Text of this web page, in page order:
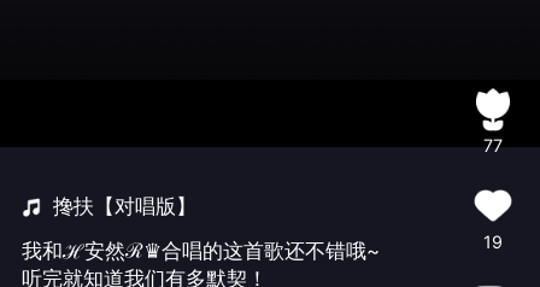
搀扶【对唱版】
我和ℋ安然ℛ♛合唱的这首歌还不错哦~
听完就知道我们有多默契！
77
19